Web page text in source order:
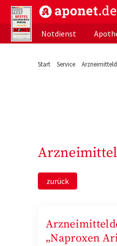
aponet.de - Das
Notdienst
Start Service
zurück
„Naproxen